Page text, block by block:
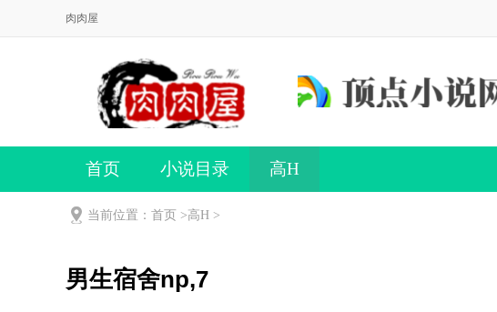
肉肉屋
首页 小说目录 高H
当前位置：首页 >高H >
男生宿舍np,7